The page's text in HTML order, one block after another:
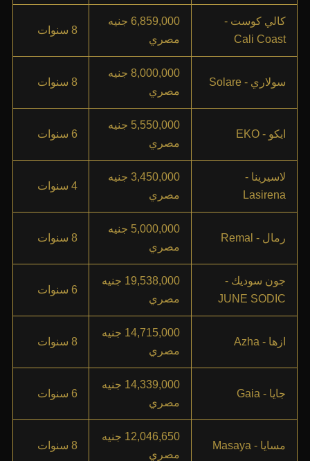
كالي كوست -
Cali Coast
6,859,000 جنيه
مصري
8 سنوات
سولاري - Solare
8,000,000 جنيه
مصري
8 سنوات
ايكو - EKO
5,550,000 جنيه
مصري
6 سنوات
لاسيرينا -
Lasirena
3,450,000 جنيه
مصري
4 سنوات
رمال - Remal
5,000,000 جنيه
مصري
8 سنوات
جون سوديك -
JUNE SODIC
19,538,000 جنيه
مصري
6 سنوات
ازها - Azha
14,715,000 جنيه
مصري
8 سنوات
جايا - Gaia
14,339,000 جنيه
مصري
6 سنوات
مسايا - Masaya
12,046,650 جنيه
مصري
8 سنوات